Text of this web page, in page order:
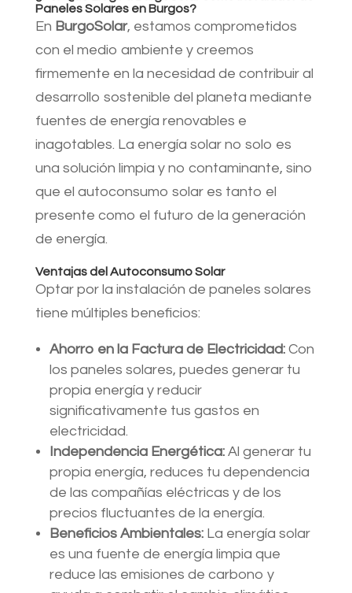
Paneles Solares en Burgos?
En BurgoSolar, estamos comprometidos
con el medio ambiente y creemos
firmemente en la necesidad de contribuir al
desarrollo sostenible del planeta mediante
fuentes de energía renovables e
inagotables. La energía solar no solo es
una solución limpia y no contaminante, sino
que el autoconsumo solar es tanto el
presente como el futuro de la generación
de energía.
Ventajas del Autoconsumo Solar
Optar por la instalación de paneles solares
tiene múltiples beneficios:
Ahorro en la Factura de Electricidad:Con
los paneles solares, puedes generar tu
propia energía y reducir
significativamente tus gastos en
electricidad.
Independencia Energética:Al generar tu
propia energía, reduces tu dependencia
de las compañías eléctricas y de los
precios fluctuantes de la energía.
Beneficios Ambientales:La energía solar
es una fuente de energía limpia que
reduce las emisiones de carbono y